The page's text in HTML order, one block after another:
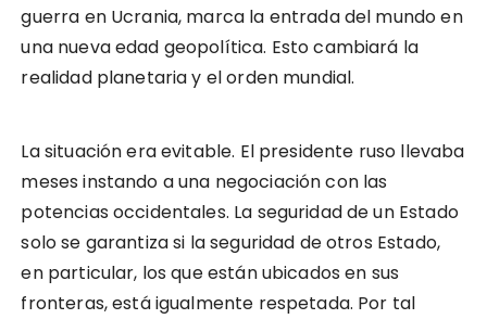
guerra en Ucrania, marca la entrada del mundo en
una nueva edad geopolítica. Esto cambiará la
realidad planetaria y el orden mundial.
La situación era evitable. El presidente ruso llevaba
meses instando a una negociación con las
potencias occidentales. La seguridad de un Estado
solo se garantiza si la seguridad de otros Estado,
en particular, los que están ubicados en sus
fronteras, está igualmente respetada. Por tal